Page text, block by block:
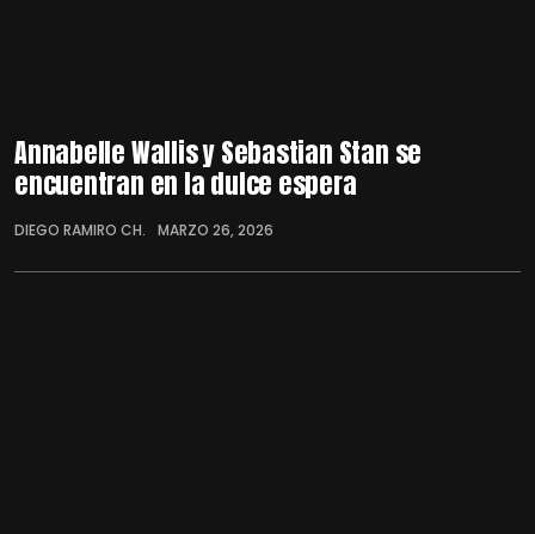
Annabelle Wallis y Sebastian Stan se
encuentran en la dulce espera
DIEGO RAMIRO CH. MARZO 26, 2026